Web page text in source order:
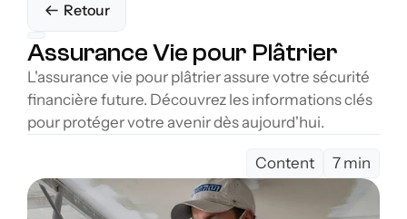
Retour
Assurance Vie pour Plâtrier
L'assurance vie pour plâtrier assure votre sécurité
financière future. Découvrez les informations clés
pour protéger votre avenir dès aujourd'hui.
Content 7 min